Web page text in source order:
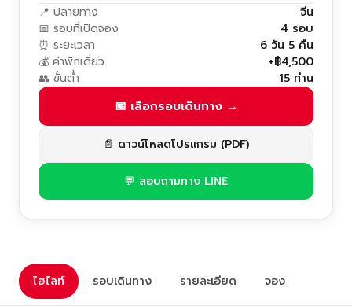
📍 ปลายทาง
จีน
📅 รอบที่เปิดจอง
4 รอบ
⏰ ระยะเวลา
6 วัน 5 คืน
💰 ค่าพักเดี่ยว
+฿4,500
👥 ขั้นต่ำ
15 ท่าน
📅 เลือกรอบเดินทาง →
📄 ดาวน์โหลดโปรแกรม (PDF)
💬 สอบถามทาง LINE
ไฮไลท์ รอบเดินทาง รายละเอียด จอง